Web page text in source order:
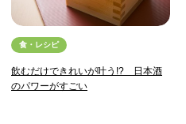
食・レシピ
飲むだけできれいが叶う!? 日本酒
のパワーがすごい